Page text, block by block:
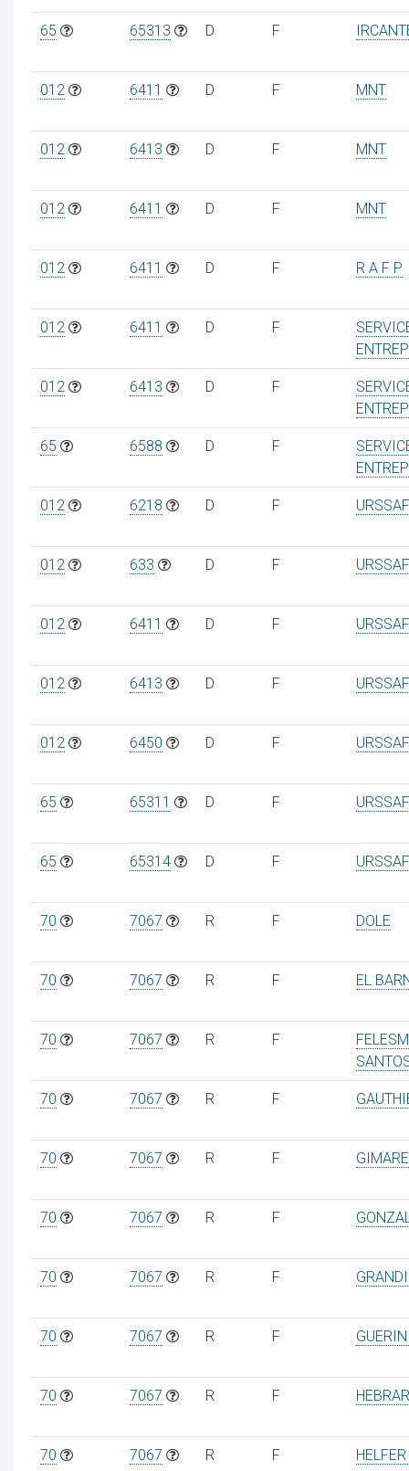
65 65313 D F
012 6411 D F MNT
012 6413 D F MNT
012 6411 D F MNT
012 6411 D F R A F P
012 6411 D F
012 6413 D F
65 6588 D F
012 6218 D F
012 633 D F
012 6411 D F
012 6413 D F
012 6450 D F
65 65311 D F
65 65314 D F
70 7067 R F DOLE
70 7067 R F EL
70 7067 R F
70 7067 R F
70 7067 R F
70 7067 R F
70 7067 R F
70 7067 R F
70 7067 R F
70 7067 R F